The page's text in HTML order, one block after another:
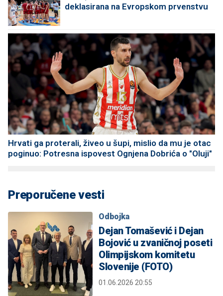
deklasirana na Evropskom prvenstvu
Hrvati ga proterali, živeo u šupi, mislio da mu je otac
poginuo: Potresna ispovest Ognjena Dobrića o "Oluji"
Preporučene vesti
Odbojka
Dejan Tomašević i Dejan
Bojović u zvaničnoj poseti
Olimpijskom komitetu
Slovenije (FOTO)
01.06.2026 20:55